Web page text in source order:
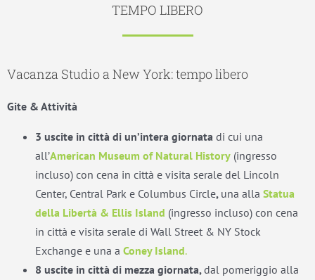
TEMPO LIBERO
Vacanza Studio a New York: tempo libero
Gite & Attività
3 uscite in città di un’intera giornata di cui una
all’American Museum of Natural History (ingresso
incluso) con cena in città e visita serale del Lincoln
Center, Central Park e Columbus Circle, una alla Statua
della Libertà & Ellis Island (ingresso incluso) con cena
in città e visita serale di Wall Street & NY Stock
Exchange e una a Coney Island.
8 uscite in città di mezza giornata, dal pomeriggio alla